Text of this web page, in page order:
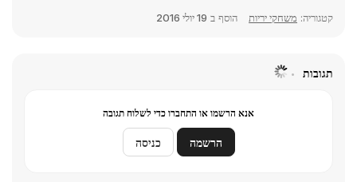
קטגוריה: משחקי יריות הוסף ב 19 יולי 2016
תגובות
אנא הרשמו או התחברו כדי לשלוח תגובה
הרשמה כניסה